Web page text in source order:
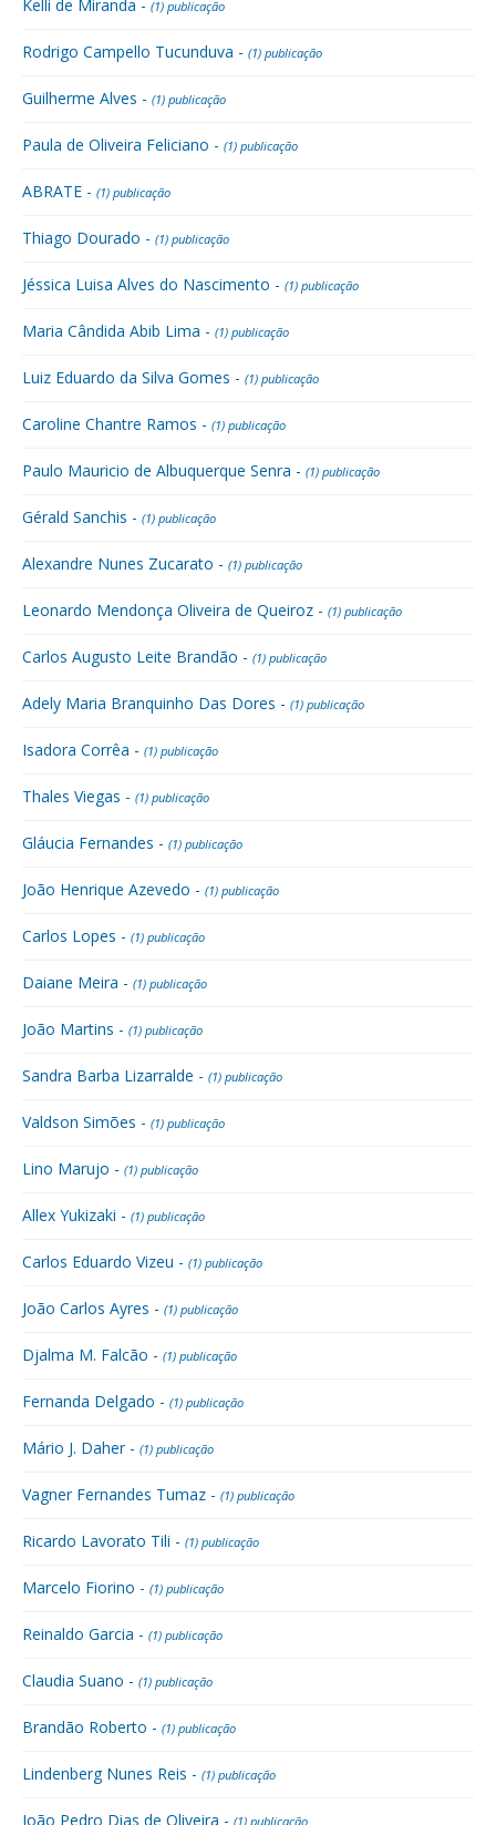
Kelli de Miranda - (1) publicação
Rodrigo Campello Tucunduva - (1) publicação
Guilherme Alves - (1) publicação
Paula de Oliveira Feliciano - (1) publicação
ABRATE - (1) publicação
Thiago Dourado - (1) publicação
Jéssica Luisa Alves do Nascimento - (1) publicação
Maria Cândida Abib Lima - (1) publicação
Luiz Eduardo da Silva Gomes - (1) publicação
Caroline Chantre Ramos - (1) publicação
Paulo Mauricio de Albuquerque Senra - (1) publicação
Gérald Sanchis - (1) publicação
Alexandre Nunes Zucarato - (1) publicação
Leonardo Mendonça Oliveira de Queiroz - (1) publicação
Carlos Augusto Leite Brandão - (1) publicação
Adely Maria Branquinho Das Dores - (1) publicação
Isadora Corrêa - (1) publicação
Thales Viegas - (1) publicação
Gláucia Fernandes - (1) publicação
João Henrique Azevedo - (1) publicação
Carlos Lopes - (1) publicação
Daiane Meira - (1) publicação
João Martins - (1) publicação
Sandra Barba Lizarralde - (1) publicação
Valdson Simões - (1) publicação
Lino Marujo - (1) publicação
Allex Yukizaki - (1) publicação
Carlos Eduardo Vizeu - (1) publicação
João Carlos Ayres - (1) publicação
Djalma M. Falcão - (1) publicação
Fernanda Delgado - (1) publicação
Mário J. Daher - (1) publicação
Vagner Fernandes Tumaz - (1) publicação
Ricardo Lavorato Tili - (1) publicação
Marcelo Fiorino - (1) publicação
Reinaldo Garcia - (1) publicação
Claudia Suano - (1) publicação
Brandão Roberto - (1) publicação
Lindenberg Nunes Reis - (1) publicação
João Pedro Dias de Oliveira - (1) publicação